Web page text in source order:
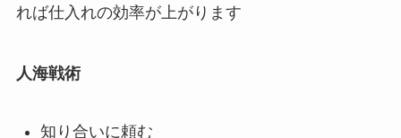
れば仕入れの効率が上がります
人海戦術
知り合いに頼む